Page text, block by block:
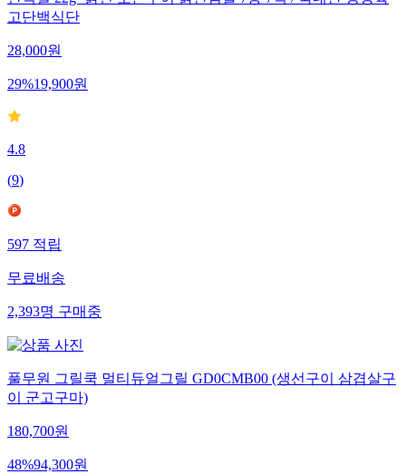
고단백식단
28,000원
29%19,900원
4.8
(9)
597 적립
무료배송
2,393명 구매중
풀무원 그릴쿡 멀티듀얼그릴 GD0CMB00 (생선구이 삼겹살구
이 군고구마)
180,700원
48%94,300원